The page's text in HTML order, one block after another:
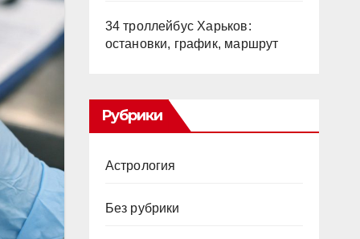
34 троллейбус Харьков:
остановки, график, маршрут
Рубрики
Астрология
Без рубрики